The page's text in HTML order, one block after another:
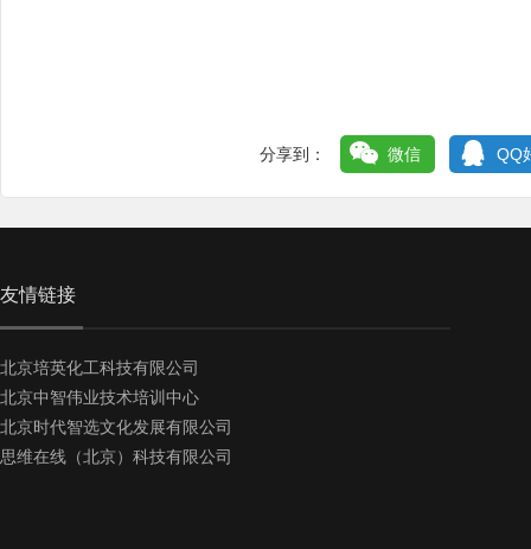
分享到： 微信 QQ
友情链接
北京培英化工科技有限公司
北京中智伟业技术培训中心
北京时代智选文化发展有限公司
思维在线（北京）科技有限公司